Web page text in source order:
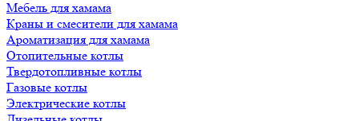
Мебель для хамама
Краны и смесители для хамама
Ароматизация для хамама
Отопительные котлы
Твердотопливные котлы
Газовые котлы
Электрические котлы